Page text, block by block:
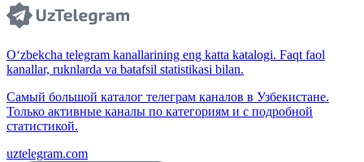
O‘zbekcha telegram kanallarining eng katta katalogi. Faqt faol
kanallar, ruknlarda va batafsil statistikasi bilan.
Самый большой каталог телеграм каналов в Узбекистане.
Только активные каналы по категориям и с подробной
статистикой.
uztelegram.com